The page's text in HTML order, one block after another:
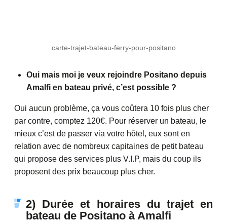
carte-trajet-bateau-ferry-pour-positano
Oui mais moi je veux rejoindre Positano depuis
Amalfi en bateau privé, c’est possible ?
Oui aucun problème, ça vous coûtera 10 fois plus cher
par contre, comptez 120€. Pour réserver un bateau, le
mieux c’est de passer via votre hôtel, eux sont en
relation avec de nombreux capitaines de petit bateau
qui propose des services plus V.I.P, mais du coup ils
proposent des prix beaucoup plus cher.
2) Durée et horaires du trajet en
bateau de Positano à Amalfi